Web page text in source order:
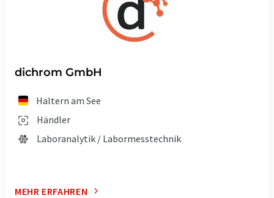
dichrom GmbH
Haltern am See
Händler
Laboranalytik / Labormesstechnik
MEHR ERFAHREN